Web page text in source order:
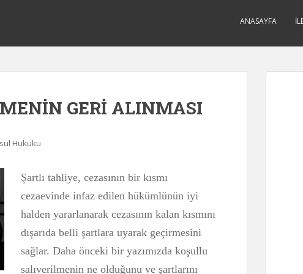
ANASAYFA
GERİ ALINMASI
Hukuku
Şartlı tahliye, cezasının bir kısmı
cezaevinde infaz edilen hükümlünün iyi
halden yararlanarak cezasının kalan kısmını
dışarıda belli şartlara uyarak geçirmesini
sağlar. Daha önceki bir yazımızda koşullu
salıverilmenin ne olduğunu ve şartlarını